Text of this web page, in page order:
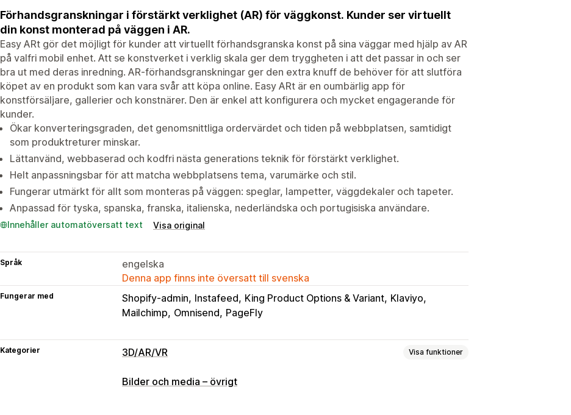
Förhandsgranskningar i förstärkt verklighet (AR) för väggkonst. Kunder ser virtuellt
din konst monterad på väggen i AR.
Easy ARt gör det möjligt för kunder att virtuellt förhandsgranska konst på sina väggar med hjälp av AR
på valfri mobil enhet. Att se konstverket i verklig skala ger dem tryggheten i att det passar in och ser
bra ut med deras inredning. AR-förhandsgranskningar ger den extra knuff de behöver för att slutföra
köpet av en produkt som kan vara svår att köpa online. Easy ARt är en oumbärlig app för
konstförsäljare, gallerier och konstnärer. Den är enkel att konfigurera och mycket engagerande för
kunder.
Ökar konverteringsgraden, det genomsnittliga ordervärdet och tiden på webbplatsen, samtidigt
som produktreturer minskar.
Lättanvänd, webbaserad och kodfri nästa generations teknik för förstärkt verklighet.
Helt anpassningsbar för att matcha webbplatsens tema, varumärke och stil.
Fungerar utmärkt för allt som monteras på väggen: speglar, lampetter, väggdekaler och tapeter.
Anpassad för tyska, spanska, franska, italienska, nederländska och portugisiska användare.
Innehåller automatöversatt text Visa original
Språk
engelska
Denna app finns inte översatt till svenska
Fungerar med Shopify-admin Instafeed King Product Options & Variant Klaviyo
Mailchimp Omnisend PageFly
Kategorier 3D/AR/VR Visa funktioner
Visualisering
Bilder och media – övrigt